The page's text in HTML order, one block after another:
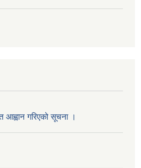
आह्वान गरिएको सूचना ।